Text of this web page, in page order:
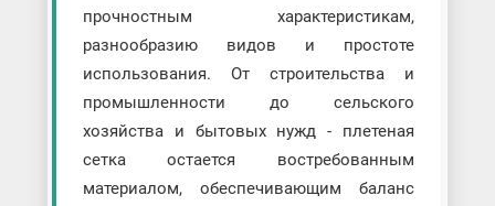
прочностным характеристикам,
разнообразию видов и простоте
использования. От строительства и
промышленности до сельского
хозяйства и бытовых нужд - плетеная
сетка остается востребованным
материалом, обеспечивающим баланс